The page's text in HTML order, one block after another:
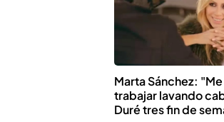
Marta Sánchez:
trabajar lavando
Duré tres fin de